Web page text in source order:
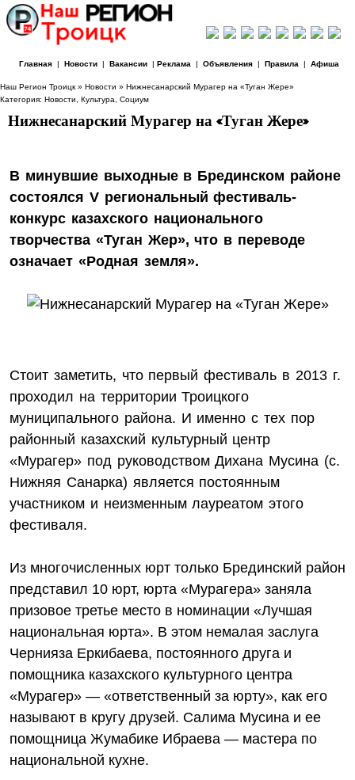
Главная| Новости| Вакансии| Реклама | Объявления| Правила | Афиша
Наш Регион Троицк » Новости » Нижнесанарский Мурагер на «Туган Жере»
Категория: Новости Культура Социум
Нижнесанарский Мурагер на «Туган Жере»
В минувшие выходные в Брединском районе
состоялся V региональный фестиваль-
конкурс казахского национального
творчества «Туган Жер», что в переводе
означает «Родная земля».
Стоит заметить, что первый фестиваль в 2013 г.
проходил на территории Троицкого
муниципального района. И именно с тех пор
районный казахский культурный центр
«Мурагер» под руководством Дихана Мусина (с.
Нижняя Санарка) является постоянным
участником и неизменным лауреатом этого
фестиваля.
Из многочисленных юрт только Брединский район
представил 10 юрт, юрта «Мурагера» заняла
призовое третье место в номинации «Лучшая
национальная юрта». В этом немалая заслуга
Чернияза Еркибаева, постоянного друга и
помощника казахского культурного центра
«Мурагер» — «ответственный за юрту», как его
называют в кругу друзей. Салима Мусина и ее
помощница Жумабике Ибраева — мастера по
национальной кухне.